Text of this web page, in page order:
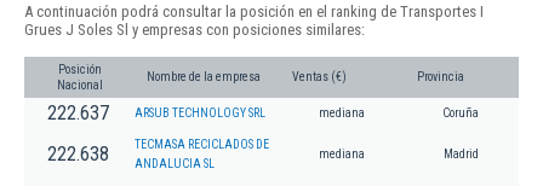
A continuación podrá consultar la posición en el ranking de Transportes I
Grues J Soles Sl y empresas con posiciones similares:
Posición
Nacional
Nombre de la empresa Ventas (€) Provincia
222.637 ARSUB TECHNOLOGY SRL mediana Coruña
222.638
TECMASA RECICLADOS DE
ANDALUCIA SL
mediana Madrid